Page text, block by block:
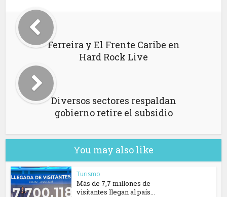
Ferreira y El Frente Caribe en
Hard Rock Live
Diversos sectores respaldan
gobierno retire el subsidio
You may also like
Turismo
Más de 7,7 millones de
visitantes llegan al país...